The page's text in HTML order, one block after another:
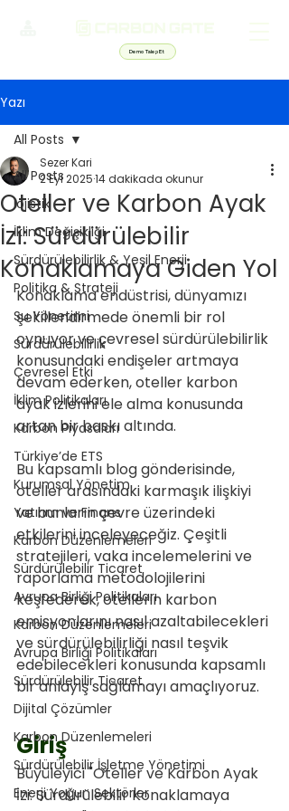
Demo Talep Et
Yazı
All Posts
lojistik
İklim Değişikliği
Sürdürülebilirlik & Yeşil Enerji
Politika & Strateji
Su Yönetimi
Sürdürülebilirlik
Çevresel Etki
İklim Politikaları
Karbon Piyasaları
Türkiye’de ETS
Kurumsal Yönetim
Yatırım ve Finans
Karbon Düzenlemeleri
Sürdürülebilir Ticaret
Avrupa Birliği Politikaları
Karbon Düzenlemeleri
Avrupa Birliği Politikaları
Sürdürülebilir Ticaret
Dijital Çözümler
Karbon Düzenlemeleri
Sürdürülebilir İşletme Yönetimi
Enerji Yoğun Sektörler
All Posts
Oteller ve Karbon Ayak
İzi: Sürdürülebilir
Konaklamaya Giden Yol
Sezer Kari
2 Eyl 202514 dakikada okunur
Konaklama endüstrisi, dünyamızı
şekillendirmede önemli bir rol
oynuyor ve çevresel sürdürülebilirlik
konusundaki endişeler artmaya
devam ederken, oteller karbon
ayak izlerini ele alma konusunda
artan bir baskı altında.
Bu kapsamlı blog gönderisinde,
oteller arasındaki karmaşık ilişkiyi
ve bunların çevre üzerindeki
etkilerini inceleyeceğiz. Çeşitli
stratejileri, vaka incelemelerini ve
raporlama metodolojilerini
keşfederek, otellerin karbon
emisyonlarını nasıl azaltabilecekleri
ve sürdürülebilirliği nasıl teşvik
edebilecekleri konusunda kapsamlı
bir anlayış sağlamayı amaçlıyoruz.
Giriş
Büyüleyici "Oteller ve Karbon Ayak
İzi: Sürdürülebilir Konaklamaya